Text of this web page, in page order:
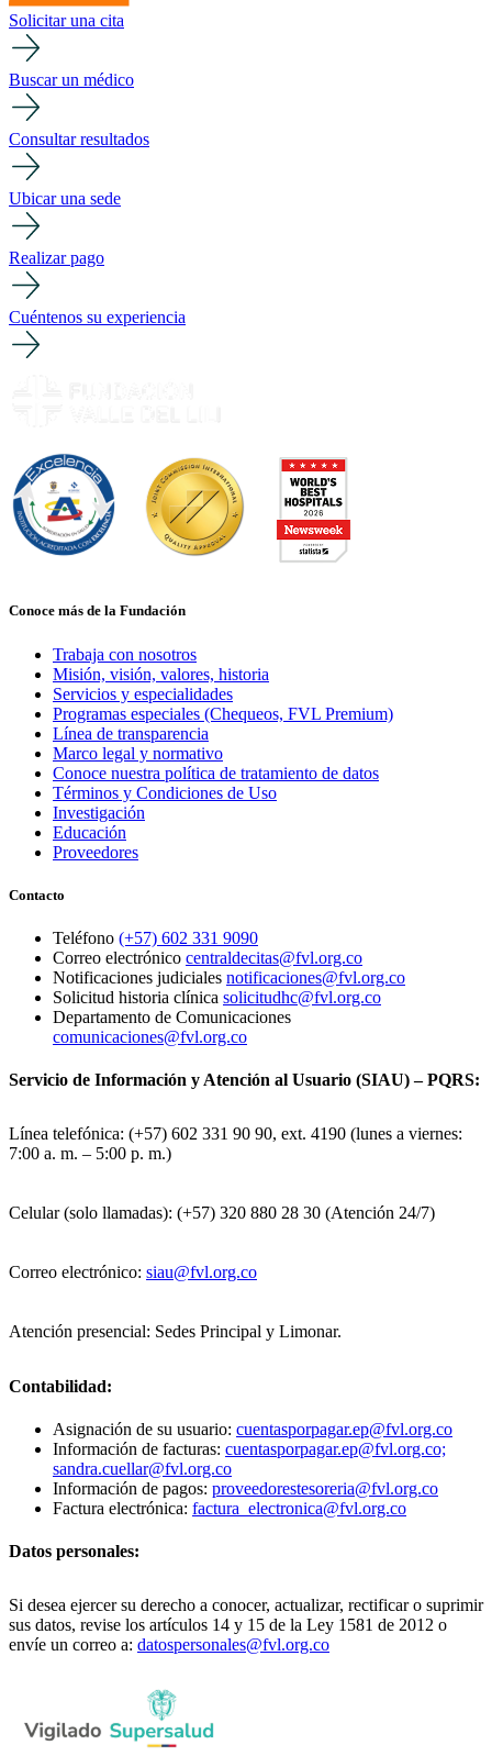
Solicitar una cita
Buscar un médico
Consultar resultados
Ubicar una sede
Realizar pago
Cuéntenos su experiencia
Conoce más de la Fundación
Trabaja con nosotros
Misión, visión, valores, historia
Servicios y especialidades
Programas especiales (Chequeos, FVL Premium)
Línea de transparencia
Marco legal y normativo
Conoce nuestra política de tratamiento de datos
Términos y Condiciones de Uso
Investigación
Educación
Proveedores
Contacto
Teléfono (+57) 602 331 9090
Correo electrónico centraldecitas@fvl.org.co
Notificaciones judiciales notificaciones@fvl.org.co
Solicitud historia clínica solicitudhc@fvl.org.co
Departamento de Comunicaciones
comunicaciones@fvl.org.co
Servicio de Información y Atención al Usuario (SIAU) – PQRS:
Línea telefónica: (+57) 602 331 90 90, ext. 4190 (lunes a viernes:
7:00 a. m. – 5:00 p. m.)
Celular (solo llamadas): (+57) 320 880 28 30 (Atención 24/7)
Correo electrónico: siau@fvl.org.co
Atención presencial: Sedes Principal y Limonar.
Contabilidad:
Asignación de su usuario: cuentasporpagar.ep@fvl.org.co
Información de facturas: cuentasporpagar.ep@fvl.org.co;
sandra.cuellar@fvl.org.co
Información de pagos: proveedorestesoreria@fvl.org.co
Factura electrónica: factura_electronica@fvl.org.co
Datos personales:
Si desea ejercer su derecho a conocer, actualizar, rectificar o suprimir
sus datos, revise los artículos 14 y 15 de la Ley 1581 de 2012 o
envíe un correo a: datospersonales@fvl.org.co